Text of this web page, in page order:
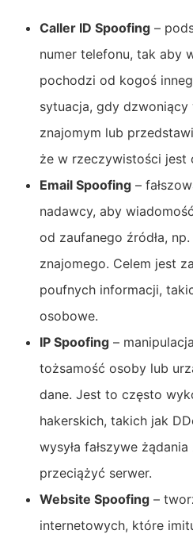
Caller ID Spoofing –
numer telefonu, tak aby
pochodzi od kogoś
sytuacja, gdy dzwoniący
znajomym lub
że w rzeczywistości jest
Email Spoofing –
nadawcy, aby
od zaufanego źródła,
znajomego. Celem jest
poufnych informacji,
osobowe.
IP Spoofing –
tożsamość osoby lub
dane. Jest to często
hakerskich, takich jak
wysyła fałszywe
przeciążyć serwer.
Website Spoofing –
internetowych, które